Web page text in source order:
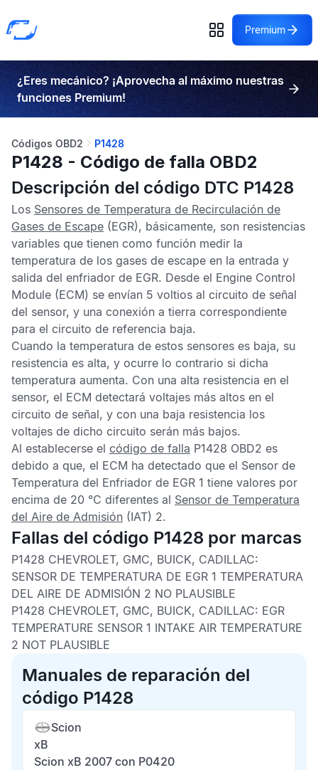
Premium
¿Eres mecánico? ¡Aprovecha al máximo nuestras
funciones Premium!
Códigos OBD2 P1428
P1428 - Código de falla OBD2
Descripción del código DTC P1428
Los Sensores de Temperatura de Recirculación de
Gases de Escape (EGR), básicamente, son resistencias
variables que tienen como función medir la
temperatura de los gases de escape en la entrada y
salida del enfriador de EGR. Desde el Engine Control
Module (ECM) se envían 5 voltios al circuito de señal
del sensor, y una conexión a tierra correspondiente
para el circuito de referencia baja.
Cuando la temperatura de estos sensores es baja, su
resistencia es alta, y ocurre lo contrario si dicha
temperatura aumenta. Con una alta resistencia en el
sensor, el ECM detectará voltajes más altos en el
circuito de señal, y con una baja resistencia los
voltajes de dicho circuito serán más bajos.
Al establecerse el código de falla P1428 OBD2 es
debido a que, el ECM ha detectado que el Sensor de
Temperatura del Enfriador de EGR 1 tiene valores por
encima de 20 °C diferentes al Sensor de Temperatura
del Aire de Admisión (IAT) 2.
Fallas del código P1428 por marcas
P1428 CHEVROLET, GMC, BUICK, CADILLAC:
SENSOR DE TEMPERATURA DE EGR 1 TEMPERATURA
DEL AIRE DE ADMISIÓN 2 NO PLAUSIBLE
P1428 CHEVROLET, GMC, BUICK, CADILLAC: EGR
TEMPERATURE SENSOR 1 INTAKE AIR TEMPERATURE
2 NOT PLAUSIBLE
Manuales de reparación del
código P1428
Scion
xB
Scion xB 2007 con P0420